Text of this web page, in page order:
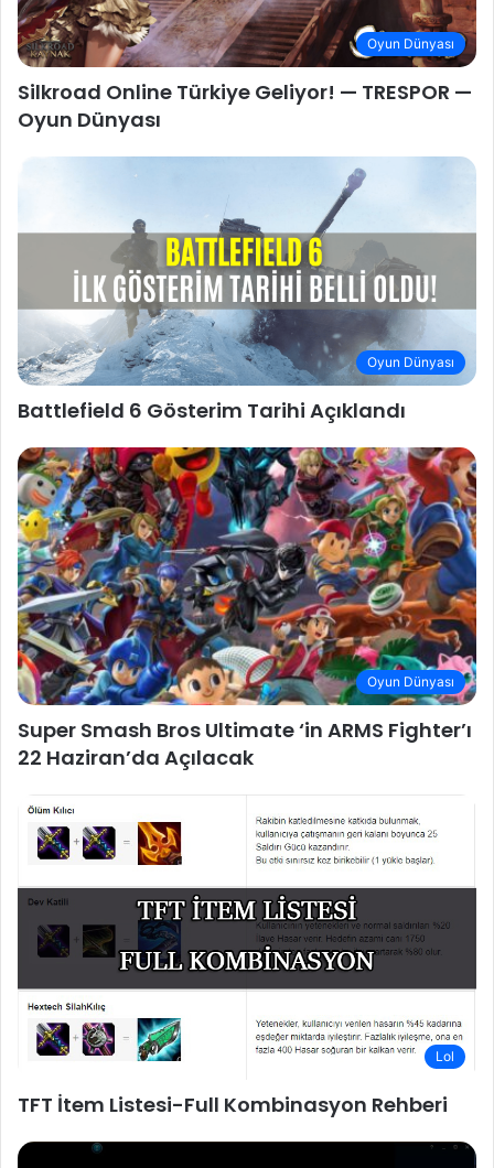
Oyun Dünyası
Silkroad Online Türkiye Geliyor! — TRESPOR —
Oyun Dünyası
Oyun Dünyası
Battlefield 6 Gösterim Tarihi Açıklandı
Oyun Dünyası
Super Smash Bros Ultimate ‘in ARMS Fighter’ı
22 Haziran’da Açılacak
Lol
TFT İtem Listesi-Full Kombinasyon Rehberi